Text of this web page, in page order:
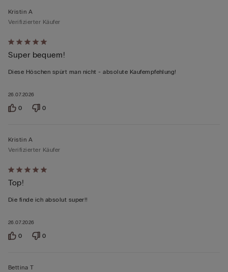
Mit
5
von
bewertet
26.07.2026
Kristin A
Verifizierter Käufer
Super bequem!
Diese Höschen spürt man nicht - absolute Kaufempfehlung!
0 0
Mit
5
von
bewertet
26.07.2026
Kristin A
Verifizierter Käufer
Top!
Die finde ich absolut super!!
0 0
Bettina T